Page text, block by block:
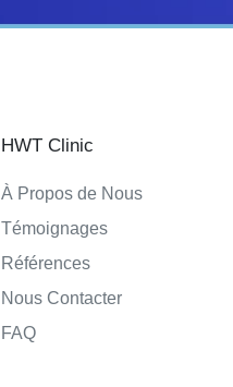
HWT Clinic
À Propos de Nous
Témoignages
Références
Nous Contacter
FAQ